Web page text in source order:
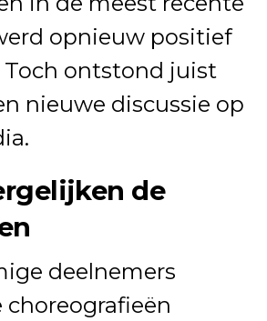
opnieuw positief
ontstond juist
nieuwe discussie op
de
deelnemers